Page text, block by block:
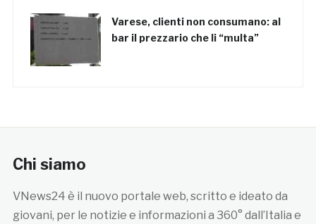
Varese, clienti non consumano: al
bar il prezzario che li “multa”
Chi siamo
VNews24 è il nuovo portale web, scritto e ideato da
giovani, per le notizie e informazioni a 360° dall’Italia e